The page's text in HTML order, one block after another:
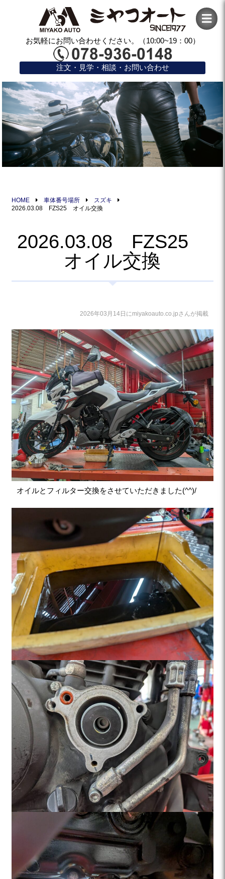
お気軽にお問い合わせください。（10:00~19：00）
注文・見学・相談・お問い合わせ
HOME 車体番号場所
スズキ
2026.03.08 FZS25 オイル交換
2026.03.08 FZS25
オイル交換
2026年03月14日にmiyakoauto.co.jpさんが掲載
オイルとフィルター交換をさせていただきました(^^)/